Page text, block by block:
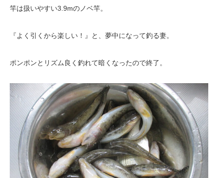
竿は扱いやすい3.9mのノベ竿。
『よく引くから楽しい！』と、夢中になって釣る妻。
ポンポンとリズム良く釣れて暗くなったので終了。